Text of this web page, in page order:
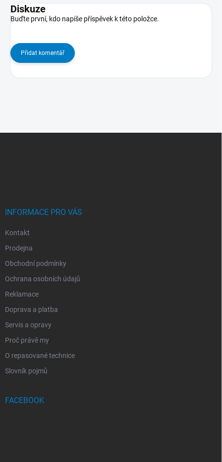
Diskuze
Buďte první, kdo napíše příspěvek k této položce.
Přidat komentář
INFORMACE PRO VÁS
Kontakt
Prodejna
Obchodní podmínky
Ochrana osobních údajů
Reklamace
Doprava a platba
Servis a opravy
Proč právě my
O repasované technice
Slovník pojmů
FACEBOOK